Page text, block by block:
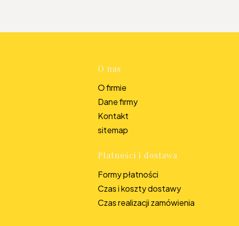
Linki w stopce
O nas
O firmie
Dane firmy
Kontakt
sitemap
Płatności i dostawa
Formy płatności
Czas i koszty dostawy
Czas realizacji zamówienia